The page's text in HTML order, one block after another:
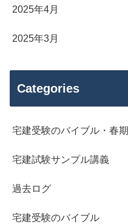
2025年4月
2025年3月
Categories
宅建受験のバイブル・春期
宅建試験サンプル講義
過去ログ
宅建受験のバイブル